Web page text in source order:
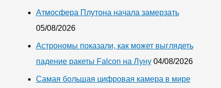
Атмосфера Плутона начала замерзать
05/08/2026
Астрономы показали, как может выглядеть
падение ракеты Falcon на Луну 04/08/2026
Самая большая цифровая камера в мире